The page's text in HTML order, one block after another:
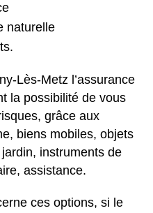
naturelle
Lès-Metz l’assurance
la possibilité de vous
grâce aux
biens mobiles, objets
instruments de
assistance.
ces options, si le